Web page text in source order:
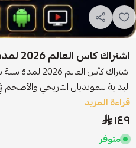
اشتراك كاس العالم 2026 لمدة 12 شهر
اشتراك كأس
البداية للمونديال التاريخي والأضخم
قراءة المزيد
١٤٩
متوفر